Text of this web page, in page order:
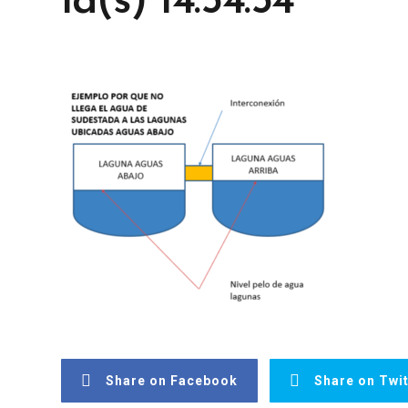
Share on Facebook Share on